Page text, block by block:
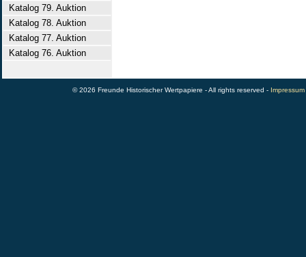
Katalog 79. Auktion
Katalog 78. Auktion
Katalog 77. Auktion
Katalog 76. Auktion
© 2026 Freunde Historischer Wertpapiere - All rights reserved - Impressum